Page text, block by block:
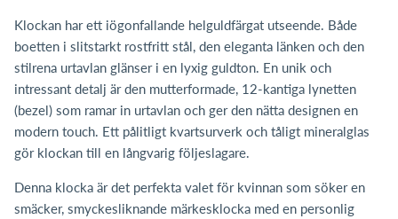
Klockan har ett iögonfallande helguldfärgat utseende. Både
boetten i slitstarkt rostfritt stål, den eleganta länken och den
stilrena urtavlan glänser i en lyxig guldton. En unik och
intressant detalj är den mutterformade, 12-kantiga lynetten
(bezel) som ramar in urtavlan och ger den nätta designen en
modern touch. Ett pålitligt kvartsurverk och tåligt mineralglas
gör klockan till en långvarig följeslagare.
Denna klocka är det perfekta valet för kvinnan som söker en
smäcker, smyckesliknande märkesklocka med en personlig